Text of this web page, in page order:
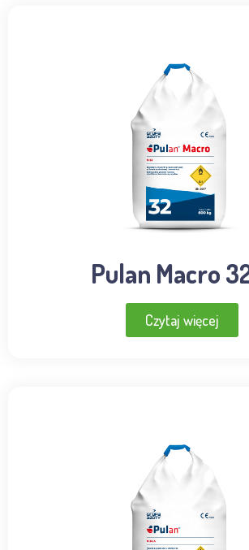
Pulan Macro
Czytaj więcej